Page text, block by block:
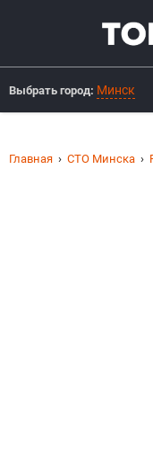
Выбрать город: Минск
Главная СТО Минска